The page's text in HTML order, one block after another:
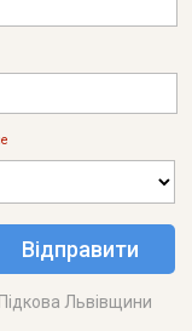
Львівщини